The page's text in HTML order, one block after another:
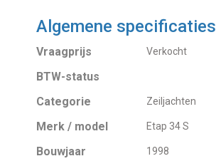
Algemene specificaties
Vraagprijs Verkocht
BTW-status
Categorie
Zeiljachten
Merk / model Etap 34 S
Bouwjaar 1998